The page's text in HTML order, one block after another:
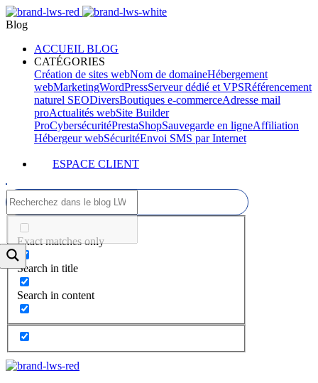
Blog
ACCUEIL BLOG
CATÉGORIES
Création de sites webNom de domaineHébergement
webMarketingWordPressServeur dédié et VPSRéférencement
naturel SEODiversBoutiques e-commerceAdresse mail
proActualités webSite Builder
ProCybersécuritéPrestaShopSauvegarde en ligneAffiliation
Hébergeur webSécuritéEnvoi SMS par Internet
ESPACE CLIENT
Exact matches only
Search in title
Search in content